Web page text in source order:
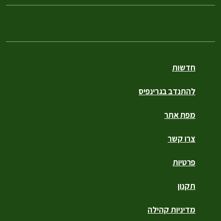
חדשות
להתנדב בגרינפיס
מפת אתר
צרו קשר
פרטיות
תקנון
מדיניות קהילה